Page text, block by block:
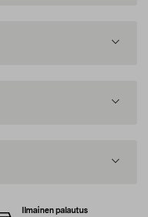
Ilmainen palautus